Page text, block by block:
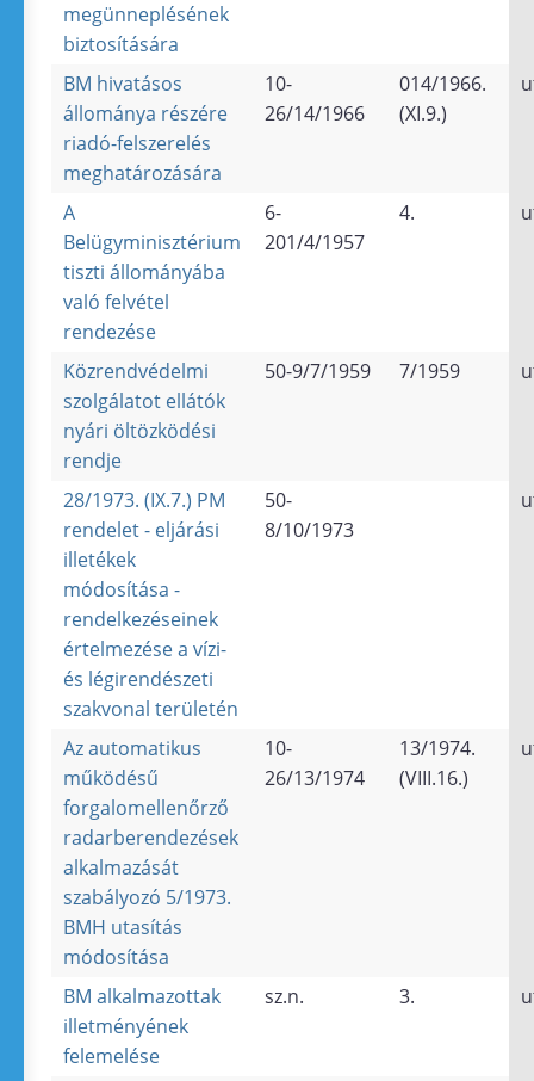
megünneplésének
biztosítására
BM hivatásos
állománya részére
riadó-felszerelés
meghatározására
10-
26/14/1966
014/1966.
(XI.9.)
A
Belügyminisztérium
tiszti állományába
való felvétel
rendezése
6-
201/4/1957
4.
Közrendvédelmi
szolgálatot ellátók
nyári öltözködési
rendje
50-9/7/1959 7/1959
28/1973. (IX.7.) PM
rendelet - eljárási
illetékek
módosítása -
rendelkezéseinek
értelmezése a vízi-
és légirendészeti
szakvonal területén
50-
8/10/1973
Az automatikus
működésű
forgalomellenőrző
radarberendezések
alkalmazását
szabályozó 5/1973.
BMH utasítás
módosítása
10-
26/13/1974
13/1974.
(VIII.16.)
BM alkalmazottak
illetményének
felemelése
sz.n. 3.